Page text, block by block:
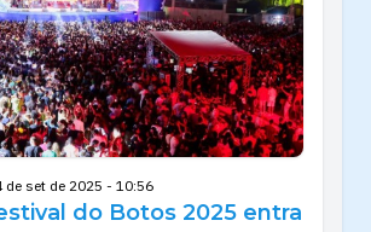
de set de 2025 - 10:56
do Botos 2025 entra